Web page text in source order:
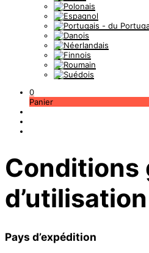
0
Panier
Conditions
d’utilisation
Pays d’expédition